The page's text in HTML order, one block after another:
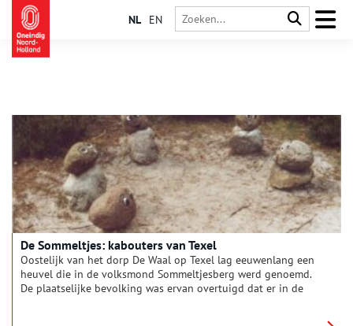
NL EN
De Sommeltjes: kabouters van Texel
Oostelijk van het dorp De Waal op Texel lag eeuwenlang een
heuvel die in de volksmond Sommeltjesberg werd genoemd.
De plaatselijke bevolking was ervan overtuigd dat er in de